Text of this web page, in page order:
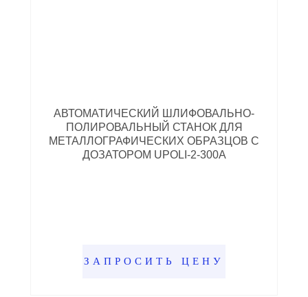
АВТОМАТИЧЕСКИЙ ШЛИФОВАЛЬНО-
ПОЛИРОВАЛЬНЫЙ СТАНОК ДЛЯ
МЕТАЛЛОГРАФИЧЕСКИХ ОБРАЗЦОВ С
ДОЗАТОРОМ UPOLI-2-300A
ЗАПРОСИТЬ ЦЕНУ